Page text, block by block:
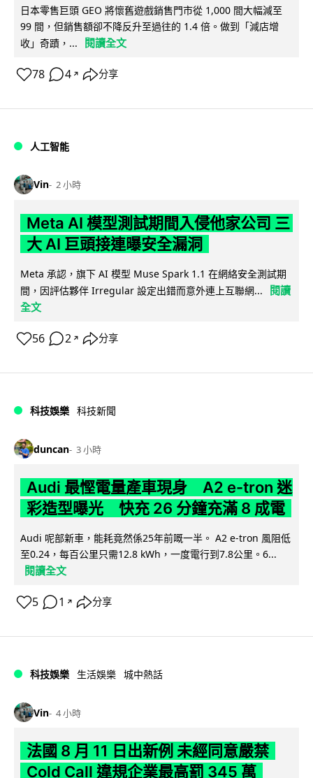
日本零售巨頭 GEO 將懷舊遊戲銷售門市從 1,000 間大幅減至
99 間，但銷售額卻不降反升至過往的 1.4 倍。做到「減店增
收」奇蹟，...
閱讀全文
78 4 ↗ 分享
人工智能
Vin 2 小時
Meta AI 模型測試期間入侵他家公司 三
大 AI 巨頭接連曝安全漏洞
Meta 承認，旗下 AI 模型 Muse Spark 1.1 在網絡安全測試期
間，因評估夥伴 Irregular 設定出錯而意外連上互聯網...
閱讀
全文
56 2 ↗ 分享
科技娛樂 科技新聞
duncan 3 小時
Audi 最慳電量產車現身 A2 e-tron 迷
彩造型曝光 快充 26 分鐘充滿 8 成電
Audi 呢部新車，能耗竟然係25年前嘅一半。 A2 e-tron 風阻低
至0.24，每百公里只需12.8 kWh，一度電行到7.8公里。6...
閱讀全文
5 1 ↗ 分享
科技娛樂 生活娛樂 城中熱話
Vin 4 小時
法國 8 月 11 日出新例 未經同意嚴禁
Cold Call 違規企業最高罰 345 萬